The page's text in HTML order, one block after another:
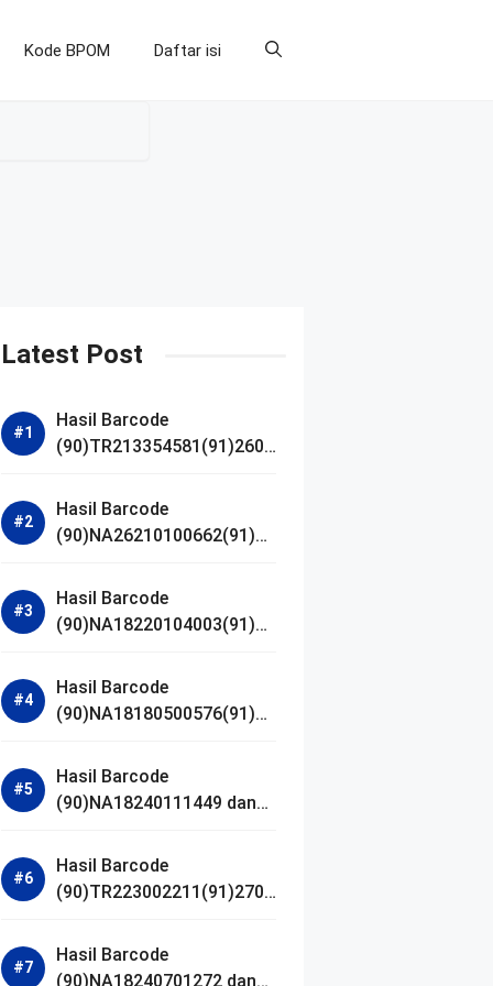
Kode BPOM Daftar isi
Latest Post
Hasil Barcode
(90)TR213354581(91)2607
Hasil Barcode
(90)NA26210100662(91)24
Hasil Barcode
(90)NA18220104003(91)25
Hasil Barcode
(90)NA18180500576(91)21
Hasil Barcode
(90)NA18240111449 dan
Hasil Barcode
(90)TR223002211(91)2701
Hasil Barcode
(90)NA18240701272 dan